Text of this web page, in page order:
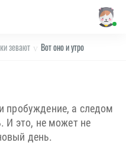
зевают Вот оно и утро
пробуждение, а следом
И это, не может не
день.